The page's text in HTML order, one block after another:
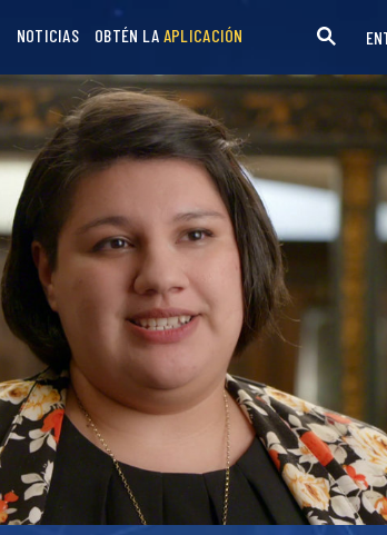
NOTICIAS OBTÉN LA APLICACIÓN